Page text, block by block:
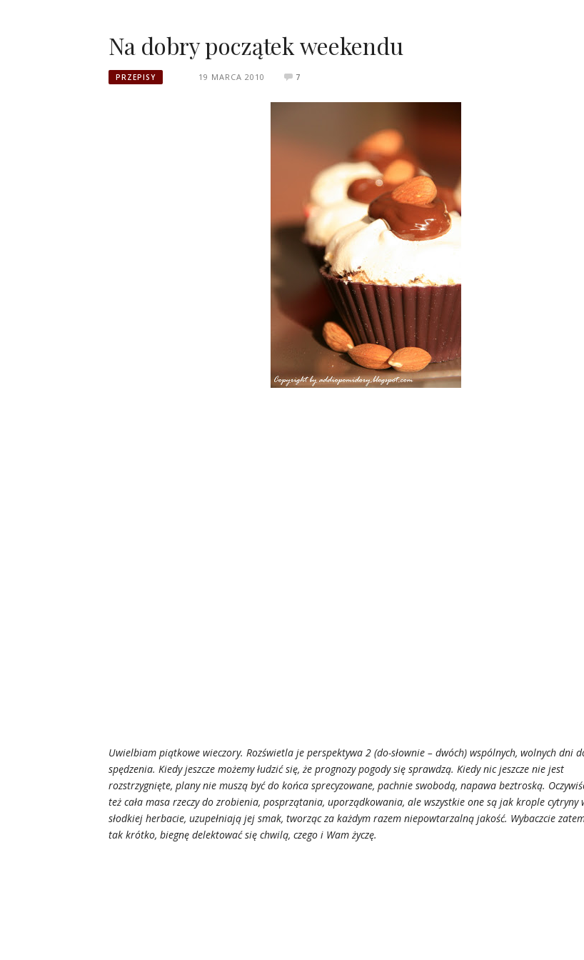
Na dobry początek weekendu
PRZEPISY 19 MARCA 2010 7
Uwielbiam piątkowe wieczory. Rozświetla je perspektywa 2 (do-słownie – dwóch) wspólnych, wolnych dni
spędzenia. Kiedy jeszcze możemy łudzić się, że prognozy pogody się sprawdzą. Kiedy nic jeszcze nie jest
rozstrzygnięte, plany nie muszą być do końca sprecyzowane, pachnie swobodą, napawa beztroską.
też cała masa rzeczy do zrobienia, posprzątania, uporządkowania, ale wszystkie one są jak krople cytryny
słodkiej herbacie, uzupełniają jej smak, tworząc za każdym razem niepowtarzalną jakość. Wybaczcie
tak krótko, biegnę delektować się chwilą, czego i Wam życzę.